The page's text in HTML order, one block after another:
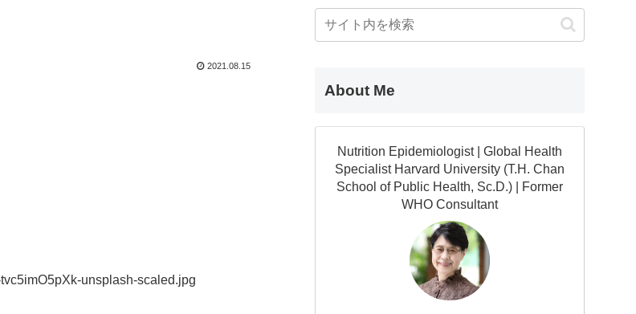
2021.08.15
unsplash-scaled.jpg
About Me
Nutrition Epidemiologist | Global Health
Specialist Harvard University (T.H. Chan
School of Public Health, Sc.D.) | Former
WHO Consultant